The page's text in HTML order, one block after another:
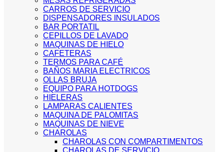
CARROS DE SERVICIO
DISPENSADORES INSULADOS
BAR PORTATIL
CEPILLOS DE LAVADO
MAQUINAS DE HIELO
CAFETERAS
TERMOS PARA CAFÉ
BAÑOS MARIA ELECTRICOS
OLLAS BRUJA
EQUIPO PARA HOTDOGS
HIELERAS
LAMPARAS CALIENTES
MAQUINA DE PALOMITAS
MAQUINAS DE NIEVE
CHAROLAS
CHAROLAS CON COMPARTIMENTOS
CHAROLAS DE SERVICIO